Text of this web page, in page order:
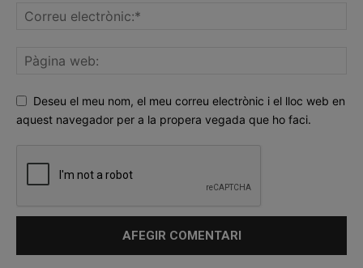
Deseu el meu nom, el meu correu electrònic i el lloc web en
aquest navegador per a la propera vegada que ho faci.